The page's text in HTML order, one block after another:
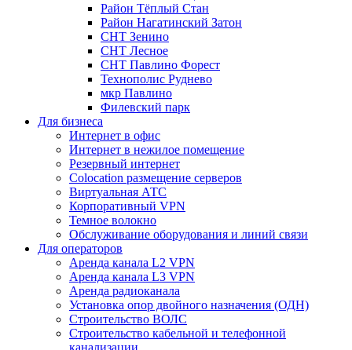
Район Тёплый Стан
Район Нагатинский Затон
СНТ Зенино
СНТ Лесное
СНТ Павлино Форест
Технополис Руднево
мкр Павлино
Филевский парк
Для бизнеса
Интернет в офис
Интернет в нежилое помещение
Резервный интернет
Colocation размещение серверов
Виртуальная АТС
Корпоративный VPN
Темное волокно
Обслуживание оборудования и линий связи
Для операторов
Аренда канала L2 VPN
Аренда канала L3 VPN
Аренда радиоканала
Установка опор двойного назначения (ОДН)
Строительство ВОЛС
Строительство кабельной и телефонной
канализации